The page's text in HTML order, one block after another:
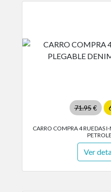
71.95€
CARRO COMPRA 4 RUEDAS
Ver